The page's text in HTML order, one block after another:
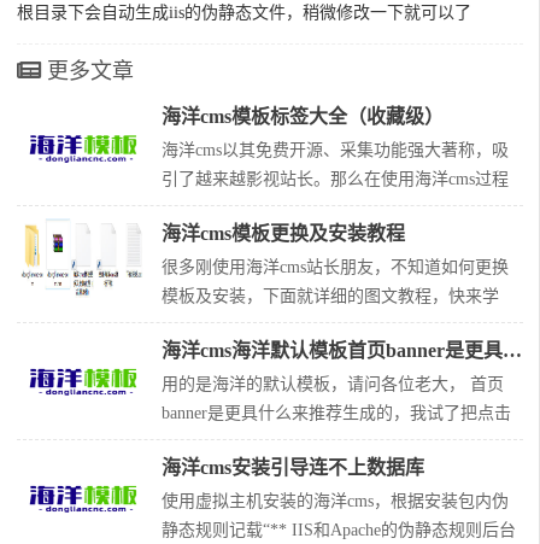
根目录下会自动生成iis的伪静态文件，稍微修改一下就可以了
更多文章
海洋cms模板标签大全（收藏级）
海洋cms以其免费开源、采集功能强大著称，吸
引了越来越影视站长。那么在使用海洋cms过程
中，模板标签是必须要掌握的。下面是整理的海
洋cms模板标签大全，对于做站朋友，一定有
用，赶快收藏起来吧！海洋cms模板标签目录00.
相关必要说明 01.全局标签 02.自定义标签 03.if标
签和嵌套if标签subif(支持php语句、多e
海洋cms模板更换及安装教程
很多刚使用海洋cms站长朋友，不知道如何更换
模板及安装，下面就详细的图文教程，快来学
习！ 第一步，从免费海洋cms模板下载网站
（http://www.dongliancnc.com），选择喜好的模
板并下载，特别说明都是人工测试过的模板，保
证使用哦。 第二步，将模板压缩包，上传文件到
网站templets目录下
海洋cms海洋默认模板首页banner是更具什么来推荐生成的
用的是海洋的默认模板，请问各位老大， 首页
banner是更具什么来推荐生成的，我试了把点击
数量调大， 但是并不是都进入了首页的banner
里，不知道是受什么影响的 解决方法： 每个模
板都不一样，根据模板实际调用的内容来决定。
一般情况下是根据星级。 配合模板标签检查
海洋cms安装引导连不上数据库
使用虚拟主机安装的海洋cms，根据安装包内伪
静态规则记载“** IIS和Apache的伪静态规则后台